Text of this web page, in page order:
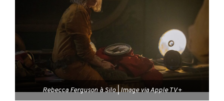
Rebecca Ferguson à Silo | Image via Apple TV+